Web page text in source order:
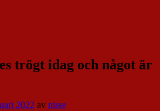
trögt idag och något är
2022 av nisse